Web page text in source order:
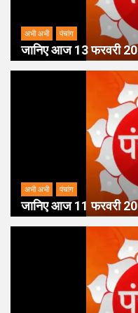
अभी अभी पंचांग
जानिए आज 13 फरवरी
अभी अभी पंचांग
जानिए आज 11 फरवरी